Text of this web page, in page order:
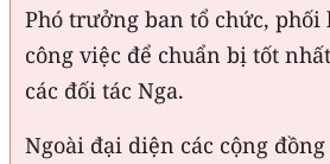
Phó trưởng ban tổ chức, phối
công việc để chuẩn bị tốt
các đối tác Nga.
Ngoài đại diện các cộng